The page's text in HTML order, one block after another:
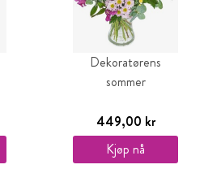
Dekoratørens
sommer
449,00 kr
Kjøp nå